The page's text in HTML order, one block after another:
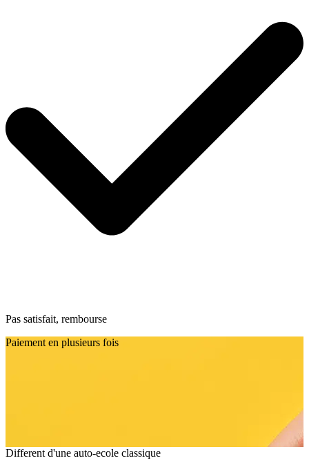
Pas satisfait, rembourse
Paiement en plusieurs fois
Different d'une auto-ecole classique